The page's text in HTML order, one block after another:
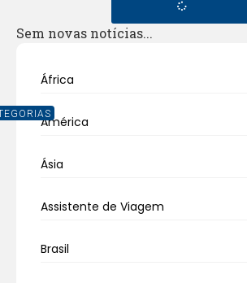
África
América
Ásia
Assistente de Viagem
Brasil
Sem novas notícias...